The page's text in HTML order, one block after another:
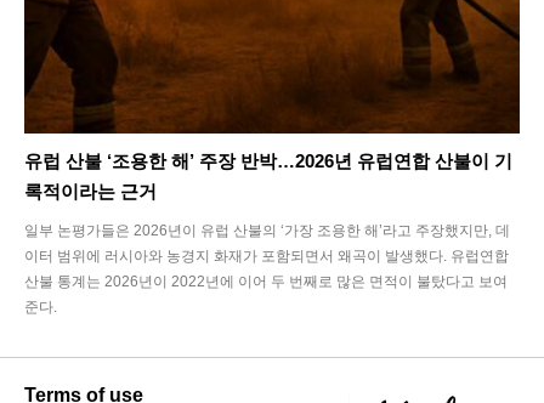
유럽 산불 ‘조용한 해’ 주장 반박…2026년 유럽연합 산불이 기
록적이라는 근거
일부 논평가들은 2026년이 유럽 산불의 ‘가장 조용한 해’라고 주장했지만, 데
이터 범위에 러시아와 농경지 화재가 포함되면서 왜곡이 발생했다. 유럽연합
산불 통계는 2026년이 2022년에 이어 두 번째로 많은 면적이 불탔다고 보여
준다.
Terms of use